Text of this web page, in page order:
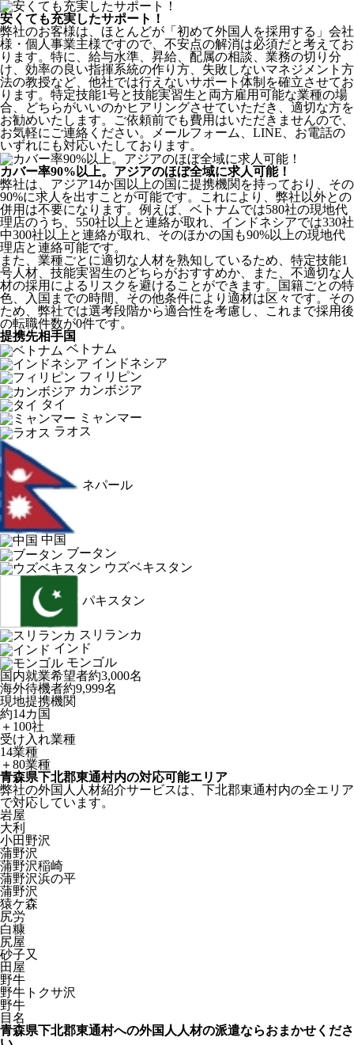
安くても充実したサポート！
弊社のお客様は、ほとんどが 「初めて外国人を採用する」 会社
様・個人事業主様ですので、不安点の解消は必須だと考えてお
ります。特に、給与水準、昇給、配属の相談、業務の切り分
け、効率の良い指揮系統の作り方、失敗しないマネジメント方
法の教授など、 他社では行えないサポート体制 を確立させてお
ります。特定技能1号と技能実習生と両方雇用可能な業種の場
合、どちらがいいのかヒアリングさせていただき、適切な方を
お勧めいたします。ご依頼前でも費用はいただきませんので、
お気軽にご連絡ください。メールフォーム、LINE、お電話の
いずれにも対応いたしております。
カバー率90%以上。アジアのほぼ全域に求人可能！
弊社は、 アジア14か国以上の国に提携機関を持っており、その
90%に求人を出すことが可能です。これにより、弊社以外との
併用は不要になります。例えば、ベトナムでは580社の現地代
理店のうち、550社以上と連絡が取れ、インドネシアでは330社
中300社以上と連絡が取れ、そのほかの国も90%以上の現地代
理店と連絡可能です。
また、業種ごとに適切な人材を熟知しているため、特定技能1
号人材、技能実習生のどちらがおすすめか、また、不適切な人
材の採用によるリスクを避けることができます。国籍ごとの特
色、入国までの時間、その他条件により適材は区々です。その
ため、弊社では選考段階から適合性を考慮し、これまで採用後
の転職件数が0件です。
提携先相手国
ベトナム
インドネシア
フィリピン
カンボジア
タイ
ミャンマー
ラオス
ネパール
中国
ブータン
ウズベキスタン
パキスタン
スリランカ
インド
モンゴル
国内就業希望者約3,000名
海外待機者約9,999名
現地提携機関
約14カ国
＋100社
受け入れ業種
14業種
＋80業種
青森県下北郡東通村内の対応可能エリア
弊社の外国人人材紹介サービスは、下北郡東通村内の全エリア
で対応しています。
岩屋
大利
小田野沢
蒲野沢
蒲野沢稲崎
蒲野沢浜の平
蒲野沢
猿ケ森
尻労
白糠
尻屋
砂子又
田屋
野牛
野牛トクサ沢
野牛
目名
青森県下北郡東通村への外国人人材の派遣ならおまかせくださ